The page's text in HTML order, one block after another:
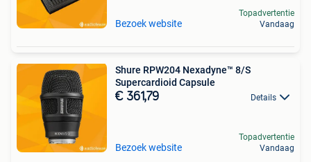
Bezoek website
Topadvertentie
Vandaag
Shure RPW204 Nexadyne™ 8/S
Supercardioid Capsule
€ 361,79 Details
Bezoek website
Topadvertentie
Vandaag